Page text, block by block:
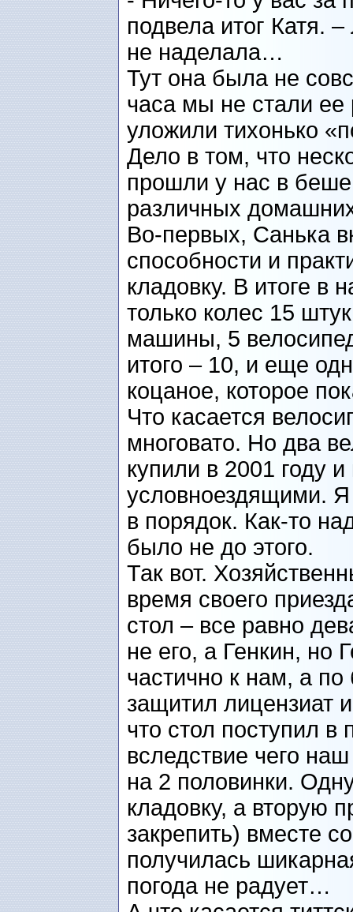
подвела итог Катя.
не наделала…
Тут она была не
часа мы не стали ее
уложили тихонько
Дело в том, что
прошли у нас в
различных
Во-первых, Санька
способности и
кладовку. В итоге в
только колес 15
машины, 5
итого – 10, и еще
коцаное, которое
Что касается
многовато. Но два
купили в 2001 году
условноездящими. Я
в порядок. Как-то
было не до этого.
Так вот.
время своего
стол – все равно
не его, а Генкин, но
частично к нам, а
защитил лицензиат
что стол поступил
вследствие чего
на 2 половинки.
кладовку, а вторую
закрепить) вместе
получилась
погода не радует…